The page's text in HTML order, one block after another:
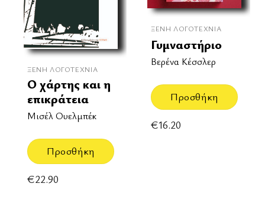
ΞΈΝΗ ΛΟΓΟΤΕΧΝΊΑ
Ο χάρτης και η
επικράτεια
Μισέλ Ουελμπέκ
Προσθήκη
€22.90
ΞΈΝΗ ΛΟΓΟΤΕΧΝΊΑ
Γυμναστήριο
Βερένα Κέσσλερ
Προσθήκη
€16.20